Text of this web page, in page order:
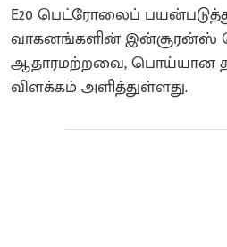
E20 பெட்ரோலைப்
வாகனங்களின் இன்சூரன்ஸ்
ஆதாரமற்றவை, பொய்யான
விளக்கம் அளித்துள்ளது.